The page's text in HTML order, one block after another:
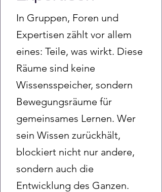
In Gruppen, Foren und
Expertisen zählt vor allem
eines: Teile, was wirkt. Diese
Räume sind keine
Wissensspeicher, sondern
Bewegungsräume für
gemeinsames Lernen. Wer
sein Wissen zurückhält,
blockiert nicht nur andere,
sondern auch die
Entwicklung des Ganzen.